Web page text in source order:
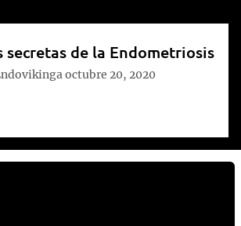
secretas de la Endometriosis
octubre 20, 2020